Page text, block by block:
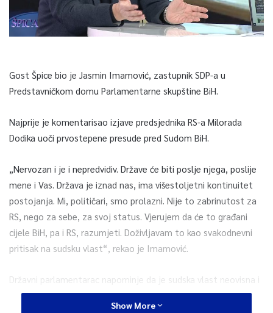
Gost Špice bio je Jasmin Imamović, zastupnik SDP-a u
Predstavničkom domu Parlamentarne skupštine BiH.
Najprije je komentarisao izjave predsjednika RS-a Milorada
Dodika uoči prvostepene presude pred Sudom BiH.
„Nervozan i je i nepredvidiv. Države će biti poslje njega, poslije
mene i Vas. Država je iznad nas, ima višestoljetni kontinuitet
postojanja. Mi, političari, smo prolazni. Nije to zabrinutost za
RS, nego za sebe, za svoj status. Vjerujem da će to građani
cijele BiH, pa i RS, razumjeti. Doživljavam to kao svakodnevni
pritisak na sudsku vlast“, rekao je Imamović.
Državni parlamentarac napominje da je sudska vlast neovisna i
nepristrasna.
Show More